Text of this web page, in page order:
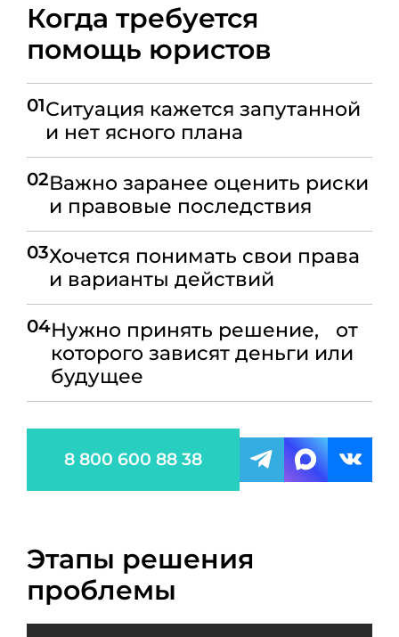
Когда требуется
помощь юристов
01Ситуация кажется запутанной
и нет ясного плана
02Важно заранее оценить риски
и правовые последствия
03Хочется понимать свои права
и варианты действий
04Нужно принять решение, от
которого зависят деньги или
будущее
8 800 600 88 38
Этапы решения
проблемы